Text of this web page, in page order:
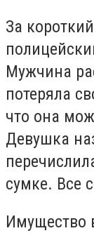
За
Мужчина
потеряла
что она
Девушка
сумке. Все
Имущество